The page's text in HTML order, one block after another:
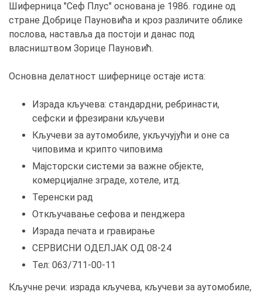
Шиферница "Сеф Плус" основана је 1986. године од
стране Добрице Пауновића и кроз различите облике
послова, наставља да постоји и данас под
власништвом Зорице Пауновић.
Основна делатност шифернице остаје иста:
Израда кључева: стандардни, ребринасти,
сефски и фрезирани кључеви
Кључеви за аутомобиле, укључујући и оне са
чиповима и крипто чиповима
Мајсторски системи за важне објекте,
комерцијалне зграде, хотеле, итд.
Теренски рад
Откључавање сефова и пенджера
Израда печата и гравирање
СЕРВИСНИ ОДЕЛЈАК ОД 08-24
Тел: 063/711-00-11
Кључне речи: израда кључева, кључеви за аутомобиле,